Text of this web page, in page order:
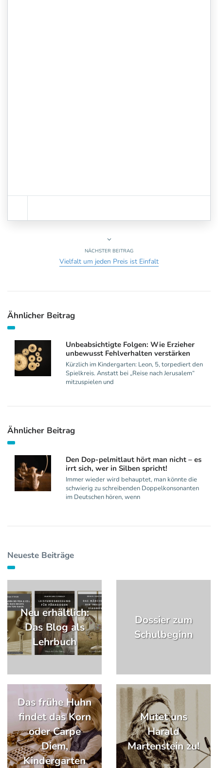
NÄCHSTER BEITRAG
Vielfalt um jeden Preis ist Einfalt
Ähnlicher Beitrag
Unbeabsichtigte Folgen: Wie Erzieher
unbewusst Fehlverhalten verstärken
Kürzlich im Kindergarten: Leon, 5, torpediert den
Spielkreis. Anstatt bei „Reise nach Jerusalem“
mitzuspielen und
Ähnlicher Beitrag
Den Dop-pelmitlaut hört man nicht – es
irrt sich, wer in Silben spricht!
Immer wieder wird behauptet, man könnte die
schwierig zu schreibenden Doppelkonsonanten
im Deutschen hören, wenn
Neueste Beiträge
Neu erhältlich:
Das Blog als
Lehrbuch
Dossier zum
Schulbeginn
Das frühe Huhn
findet das Korn
oder Carpe
Diem,
Kindergarten
Mutet uns
Harald
Martenstein zu!